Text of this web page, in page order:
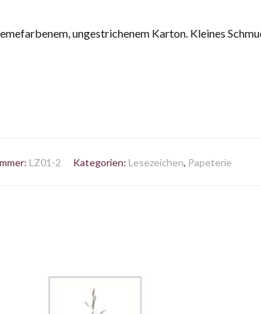
ungestrichenem Karton. Kleines
LZ01-2 Kategorien: Lesezeichen, Papeterie